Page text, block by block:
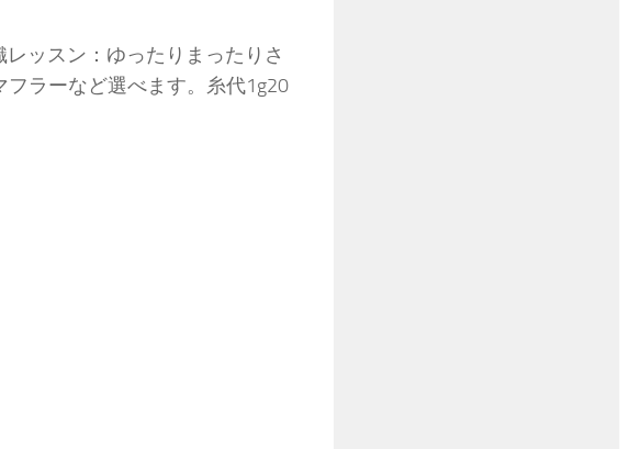
ッスン：ゆったりまったりさ
ラーなど選べます。糸代1g20